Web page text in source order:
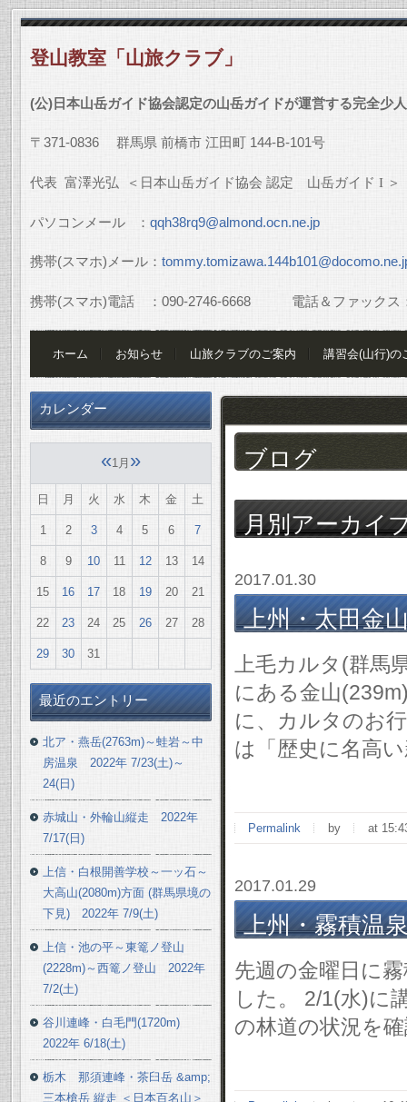
登山教室「山旅クラブ」
(公)日本山岳ガイド協会認定の山岳ガイドが運営する完全少
〒 371-0836 群馬県 前橋市 江田町 144-B-101号
代表 富澤光弘 ＜日本山岳ガイド協会 認定 山岳ガイド I ＞
パソコンメール ： qqh38rq9@almond.ocn.ne.jp
携帯(スマホ)メール：
携帯(スマホ)電話 ： 090-2746-6668電話＆ファックス
ホーム お知らせ 山旅クラブのご案内 講習会(山行)の
ブログ
月別アーカイ
2017.01.30
上州・太田金
上毛カルタ(群馬
にある金山
に、カルタのお
は「歴史に名高
Permalink by at
2017.01.29
上州・霧積温
先週の金曜日に
した。 2/1(水)に
の林道の状況を
カレンダー
«1月 »
日 月 火 水 木 金 土
1 2 3 4 5 6 7
8 9 10 11 12 13 14
15 16 17 18 19 20 21
22 23 24 25 26 27 28
29 30 31
最近のエントリー
北ア・燕岳(2763m)～蛙岩～中
房温泉 2022年 7/23(土)～
24(日)
赤城山・外輪山縦走 2022年
7/17(日)
上信・白根開善学校～一ッ石～
大高山(2080m)方面 (群馬県境の
下見) 2022年 7/9(土)
上信・池の平～東篭ノ登山
(2228m)～西篭ノ登山 2022年
7/2(土)
谷川連峰・白毛門(1720m)
2022年 6/18(土)
栃木 那須連峰・茶臼岳 &amp;
三本槍岳 縦走 ＜日本百名山＞